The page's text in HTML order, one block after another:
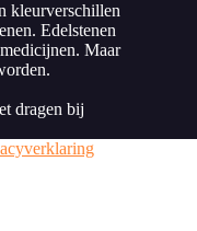
kleurverschillen
Edelstenen
Maar
dragen bij